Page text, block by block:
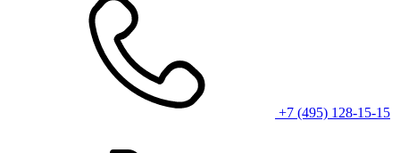
+7 (495) 128-15-15